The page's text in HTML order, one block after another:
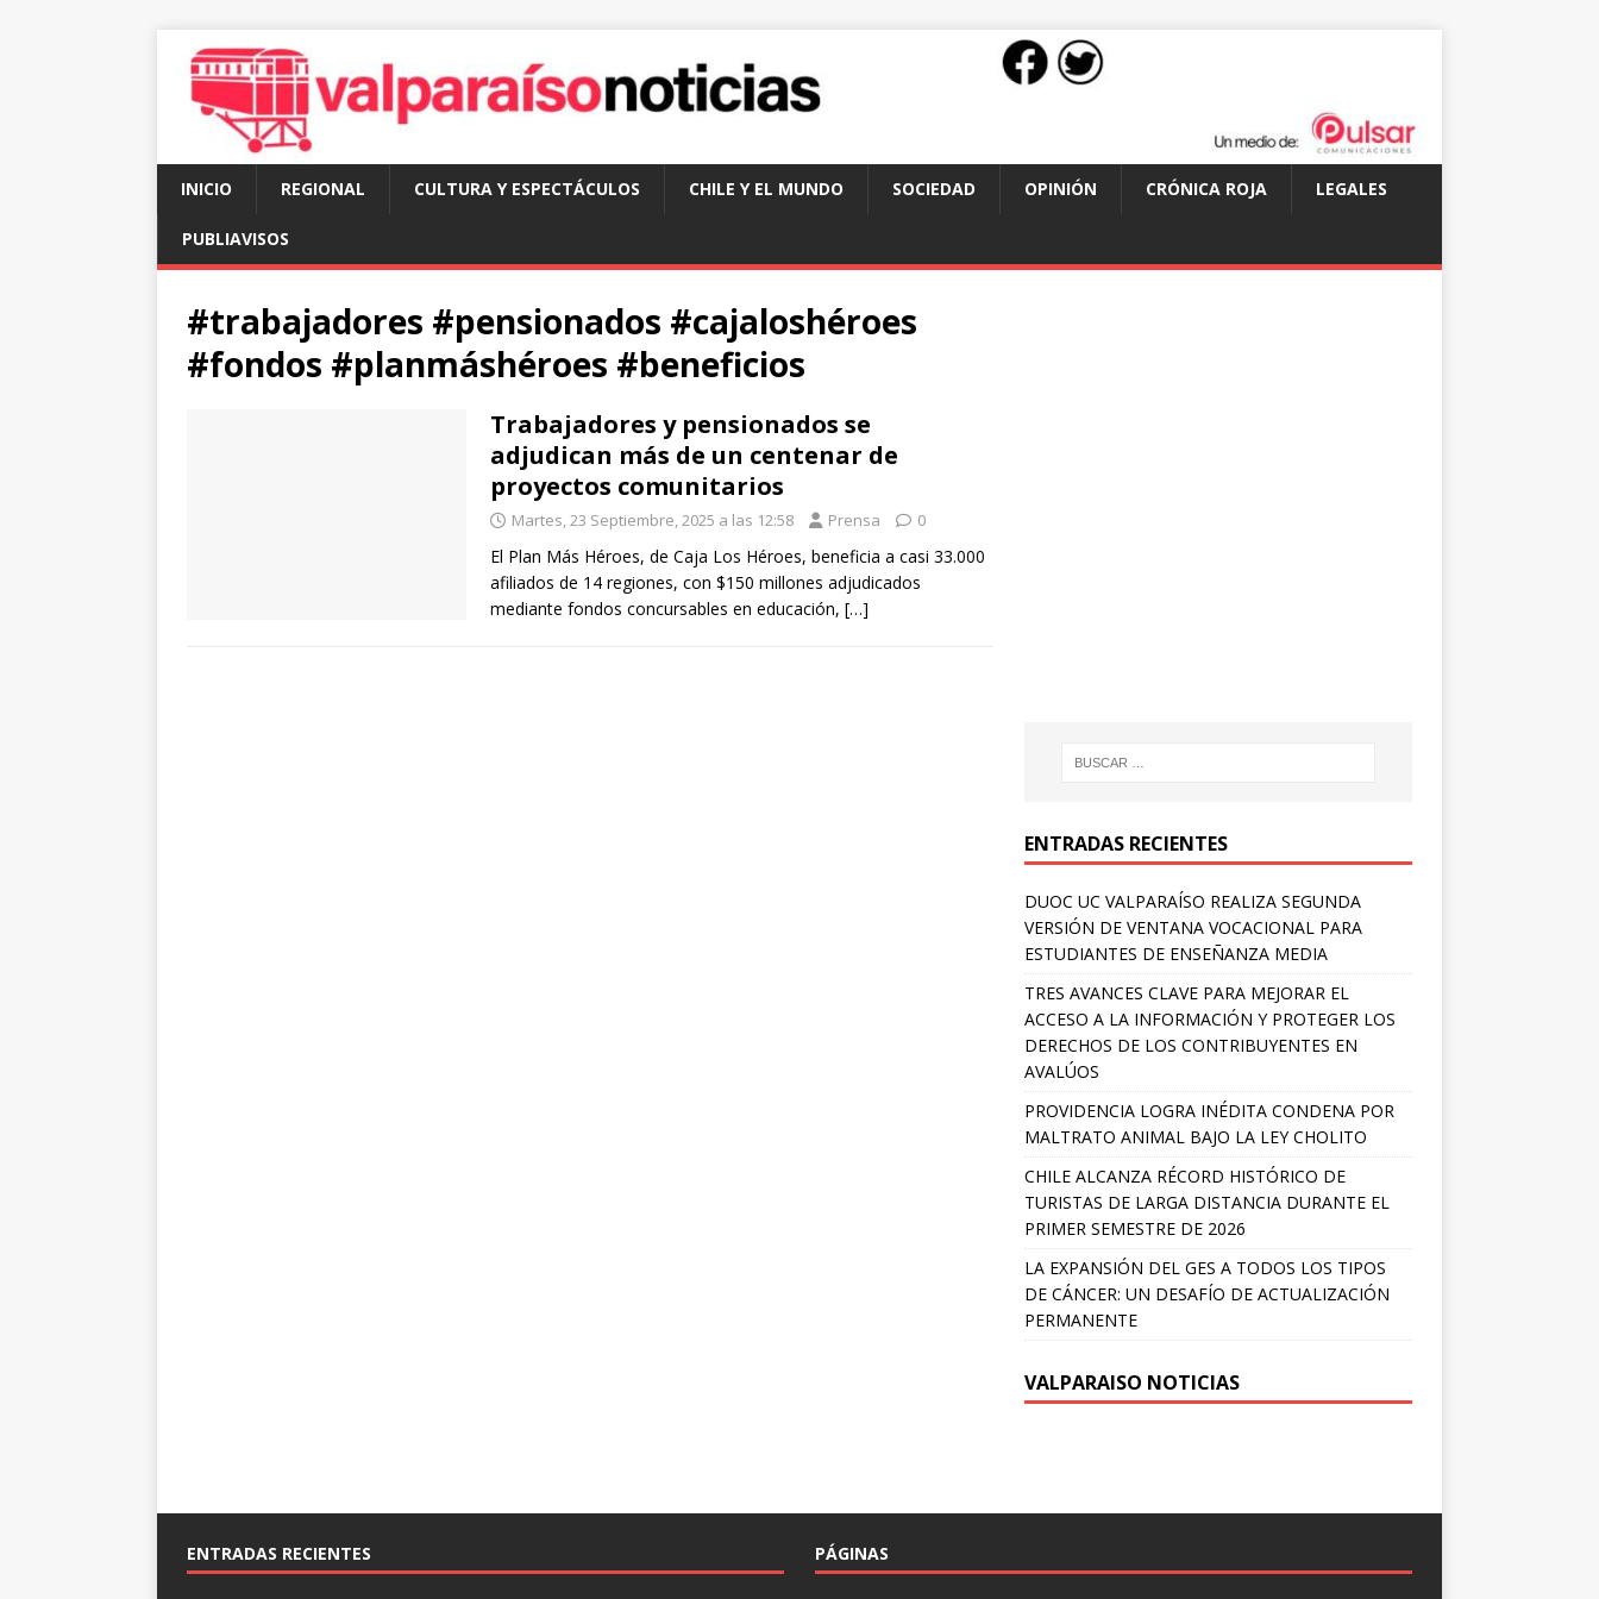
INICIO REGIONAL CULTURA Y ESPECTÁCULOS CHILE Y EL MUNDO SOCIEDAD OPINIÓN CRÓNICA ROJA LEGALES
PUBLIAVISOS
#trabajadores #pensionados #cajaloshéroes
#fondos #planmáshéroes #beneficios
Trabajadores y pensionados se
adjudican más de un centenar de
proyectos comunitarios
Martes, 23 Septiembre, 2025 a las 12:58 Prensa 0
El Plan Más Héroes, de Caja Los Héroes, beneficia a casi 33.000
afiliados de 14 regiones, con $150 millones adjudicados
mediante fondos concursables en educación, […]
ENTRADAS RECIENTES
DUOC UC VALPARAÍSO REALIZA SEGUNDA
VERSIÓN DE VENTANA VOCACIONAL PARA
ESTUDIANTES DE ENSEÑANZA MEDIA
TRES AVANCES CLAVE PARA MEJORAR EL
ACCESO A LA INFORMACIÓN Y PROTEGER LOS
DERECHOS DE LOS CONTRIBUYENTES EN
AVALÚOS
PROVIDENCIA LOGRA INÉDITA CONDENA POR
MALTRATO ANIMAL BAJO LA LEY CHOLITO
CHILE ALCANZA RÉCORD HISTÓRICO DE
TURISTAS DE LARGA DISTANCIA DURANTE EL
PRIMER SEMESTRE DE 2026
LA EXPANSIÓN DEL GES A TODOS LOS TIPOS
DE CÁNCER: UN DESAFÍO DE ACTUALIZACIÓN
PERMANENTE
VALPARAISO NOTICIAS
ENTRADAS RECIENTES PÁGINAS